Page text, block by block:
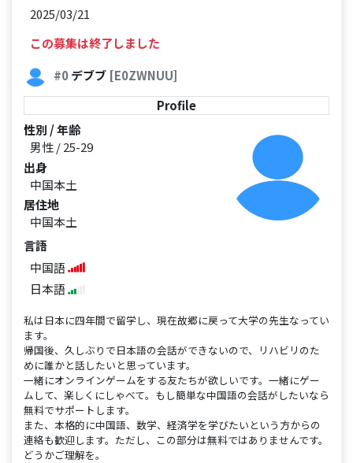
2025/03/21
この募集は終了しました
#0デブブ [E0ZWNUU]
Profile
性別 / 年齢
男性 / 25-29
出身
中国本土
居住地
中国本土
言語
中国語
日本語
私は日本に四年間で留学し、現在故郷に戻って大学の先生なってい
ます。
帰国後、久しぶりで日本語の会話ができないので、リハビリのた
めに誰かと話したいと思っています。
一緒にオンラインゲームをする友たちが欲しいです。一緒にゲー
ムして、楽しくにしゃべて。もし簡単な中国語の会話がしたいなら
無料でサポートします。
また、本格的に中国語、数学、経済学を学びたいという方からの
連絡も歓迎します。ただし、この部分は無料ではありませんです。
どうかご理解を。